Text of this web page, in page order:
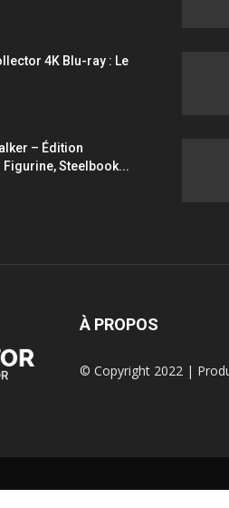
statuettes
4K Blu-ray : Le
– Édition
Steelbook...
À PROPOS
© Copyright 2022 |